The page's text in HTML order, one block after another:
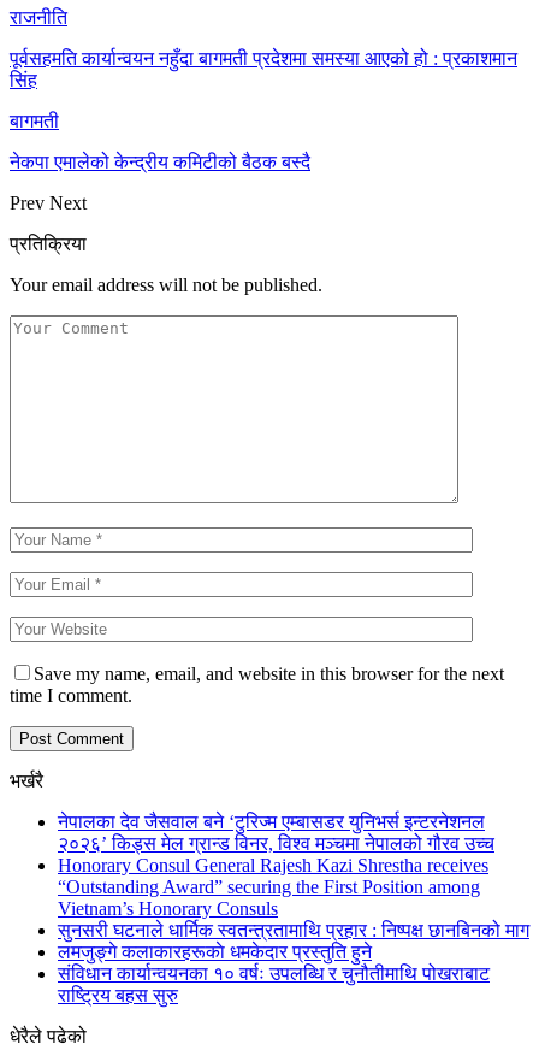
राजनीति
पूर्वसहमति कार्यान्वयन नहुँदा बागमती प्रदेशमा समस्या आएको हो : प्रकाशमान
सिंह
बागमती
नेकपा एमालेको केन्द्रीय कमिटीको बैठक बस्दै
Prev Next
प्रतिक्रिया
Your email address will not be published.
Save my name, email, and website in this browser for the next
time I comment.
भर्खरै
नेपालका देव जैसवाल बने ‘टुरिज्म एम्बासडर युनिभर्स इन्टरनेशनल
२०२६’ किड्स मेल ग्रान्ड विनर, विश्व मञ्चमा नेपालको गौरव उच्च
Honorary Consul General Rajesh Kazi Shrestha receives
“Outstanding Award” securing the First Position among
Vietnam’s Honorary Consuls
सुनसरी घटनाले धार्मिक स्वतन्त्रतामाथि प्रहार : निष्पक्ष छानबिनको माग
लमजुङ्गे कलाकारहरूकाे धमकेदार प्रस्तुति हुने
संविधान कार्यान्वयनका १० वर्षः उपलब्धि र चुनौतीमाथि पोखराबाट
राष्ट्रिय बहस सुरु
धेरैले पढेको